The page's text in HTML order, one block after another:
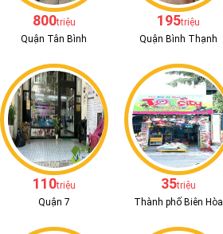
800triệu
Quận Tân Bình
195triệu
Quận Bình Thạnh
110triệu
Quận 7
35triệu
Thành phố Biên Hòa